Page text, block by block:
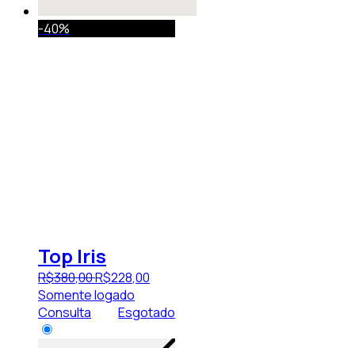
-40%
Top Iris
R$380,00R$228,00
Somente logado
Consulta
Esgotado